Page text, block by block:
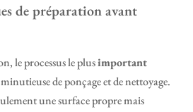
de préparation avant
le processus le plusimportant
de ponçage et de nettoyage.
une surface propre mais